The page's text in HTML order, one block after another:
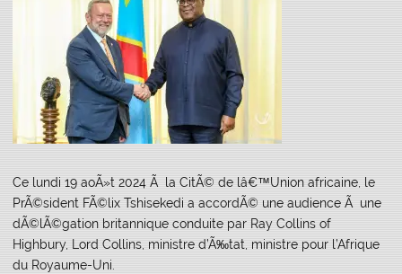
Ce lundi 19 aoÃ»t 2024 Ã la CitÃ© de lâ€™Union africaine, le
PrÃ©sident FÃ©lix Tshisekedi a accordÃ© une audience Ã une
dÃ©lÃ©gation britannique conduite par Ray Collins of
Highbury, Lord Collins, ministre d’Ã‰tat, ministre pour l’Afrique
du Royaume-Uni.